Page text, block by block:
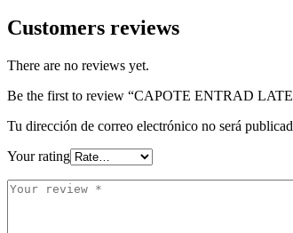
Customers reviews
There are no reviews yet.
Be the first to review “CAPOTE ENTRAD
Tu dirección de correo electrónico no será
Your rating